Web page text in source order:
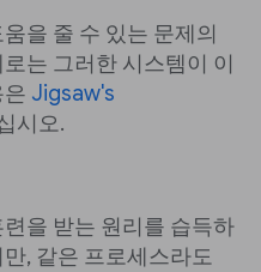
을 줄 수 있는 문제의
는 그러한 시스템이 이
Jigsaw's
시오.
을 받는 원리를 습득하
, 같은 프로세스라도